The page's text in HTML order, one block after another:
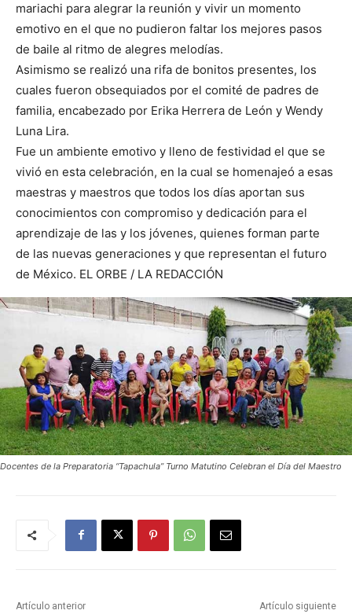
mariachi para alegrar la reunión y vivir un momento
emotivo en el que no pudieron faltar los mejores pasos
de baile al ritmo de alegres melodías.
Asimismo se realizó una rifa de bonitos presentes, los
cuales fueron obsequiados por el comité de padres de
familia, encabezado por Erika Herrera de León y Wendy
Luna Lira.
Fue un ambiente emotivo y lleno de festividad el que se
vivió en esta celebración, en la cual se homenajeó a esas
maestras y maestros que todos los días aportan sus
conocimientos con compromiso y dedicación para el
aprendizaje de las y los jóvenes, quienes forman parte
de las nuevas generaciones y que representan el futuro
de México. EL ORBE / LA REDACCIÓN
Docentes de la Preparatoria “Tapachula” Turno Matutino Celebran el Día del Maestro
Artículo anterior Artículo siguiente